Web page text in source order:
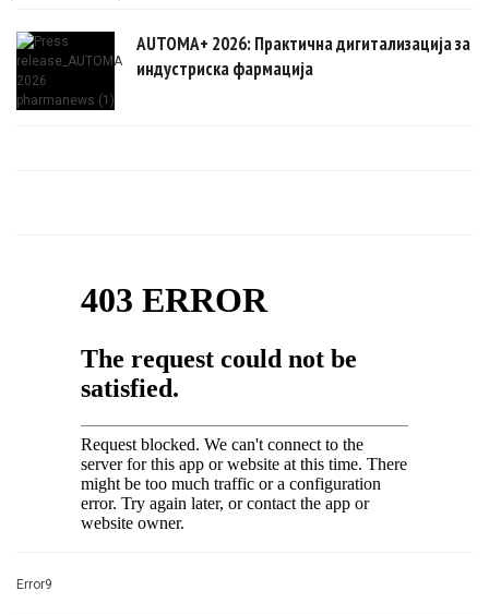
AUTOMA+ 2026: Практична дигитализација за
индустриска фармација
Error9